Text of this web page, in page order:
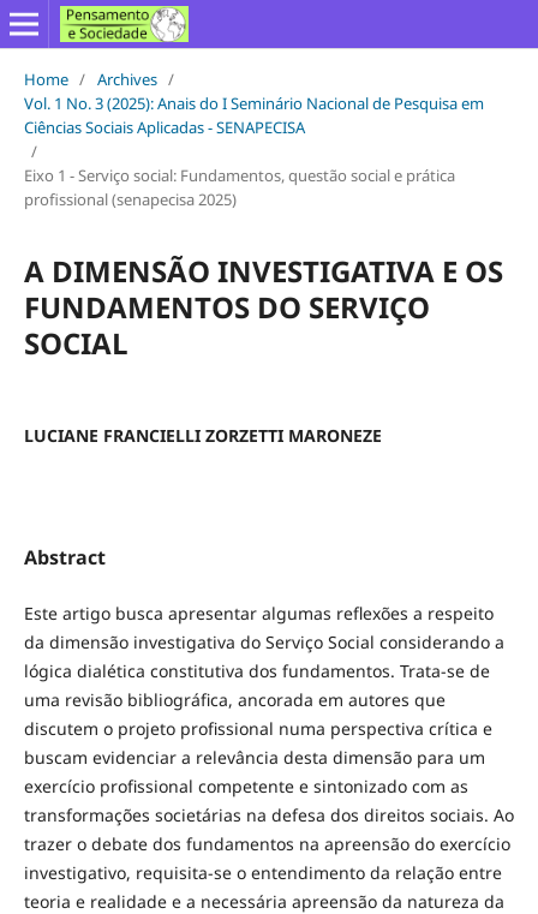
Home / Archives /
Vol. 1 No. 3 (2025): Anais do I Seminário Nacional de Pesquisa em
Ciências Sociais Aplicadas - SENAPECISA
/
Eixo 1 - Serviço social: Fundamentos, questão social e prática
profissional (senapecisa 2025)
A DIMENSÃO INVESTIGATIVA E OS
FUNDAMENTOS DO SERVIÇO
SOCIAL
LUCIANE FRANCIELLI ZORZETTI MARONEZE
Abstract
Este artigo busca apresentar algumas reflexões a respeito
da dimensão investigativa do Serviço Social considerando a
lógica dialética constitutiva dos fundamentos. Trata-se de
uma revisão bibliográfica, ancorada em autores que
discutem o projeto profissional numa perspectiva crítica e
buscam evidenciar a relevância desta dimensão para um
exercício profissional competente e sintonizado com as
transformações societárias na defesa dos direitos sociais. Ao
trazer o debate dos fundamentos na apreensão do exercício
investigativo, requisita-se o entendimento da relação entre
teoria e realidade e a necessária apreensão da natureza da